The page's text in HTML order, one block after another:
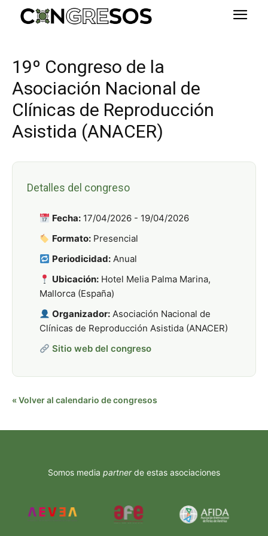
19º Congreso de la
Asociación Nacional de
Clínicas de Reproducción
Asistida (ANACER)
Detalles del congreso
Fecha: 17/04/2026 - 19/04/2026
Formato: Presencial
Periodicidad: Anual
Ubicación: Hotel Melia Palma Marina,
Mallorca (España)
Organizador: Asociación Nacional de
Clínicas de Reproducción Asistida (ANACER)
Sitio web del congreso
« Volver al calendario de congresos
Somos media partnerde estas asociaciones